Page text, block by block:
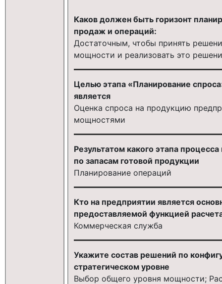
Каков должен быть горизонт
продаж и операций:
Достаточным, чтобы принять
мощности и реализовать это
Целью этапа «Планирование
является
Оценка спроса на продукцию
мощностями
Результатом какого этапа
по запасам готовой продукции
Планирование операций
Кто на предприятии является
предоставляемой функцией
Коммерческая служба
Укажите состав решений по
стратегическом уровне
Выбор общего уровня мощности;